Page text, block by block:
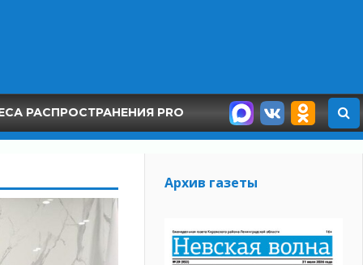
РАСПРОСТРАНЕНИЯ PRO
Архив газеты